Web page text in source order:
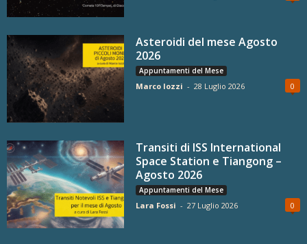
Asteroidi del mese Agosto
2026
Appuntamenti del Mese
Marco Iozzi - 28 Luglio 2026 0
Transiti di ISS International
Space Station e Tiangong –
Agosto 2026
Appuntamenti del Mese
Lara Fossi - 27 Luglio 2026 0